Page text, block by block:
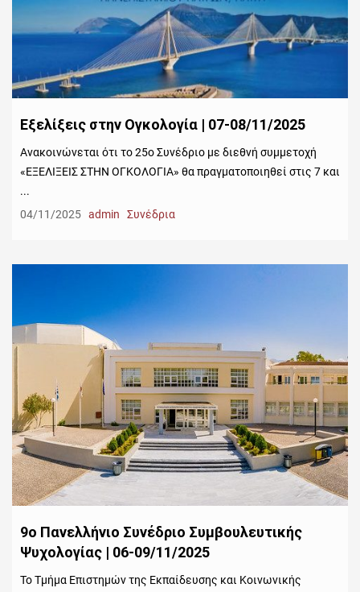
Εξελίξεις στην Ογκολογία | 07-08/11/2025
Ανακοινώνεται ότι το 25ο Συνέδριο με διεθνή συμμετοχή
«ΕΞΕΛΙΞΕΙΣ ΣΤΗΝ ΟΓΚΟΛΟΓΙΑ» θα πραγματοποιηθεί στις 7 και
...
04/11/2025 admin Συνέδρια
9ο Πανελλήνιο Συνέδριο Συμβουλευτικής
Ψυχολογίας | 06-09/11/2025
Το Τμήμα Επιστημών της Εκπαίδευσης και Κοινωνικής